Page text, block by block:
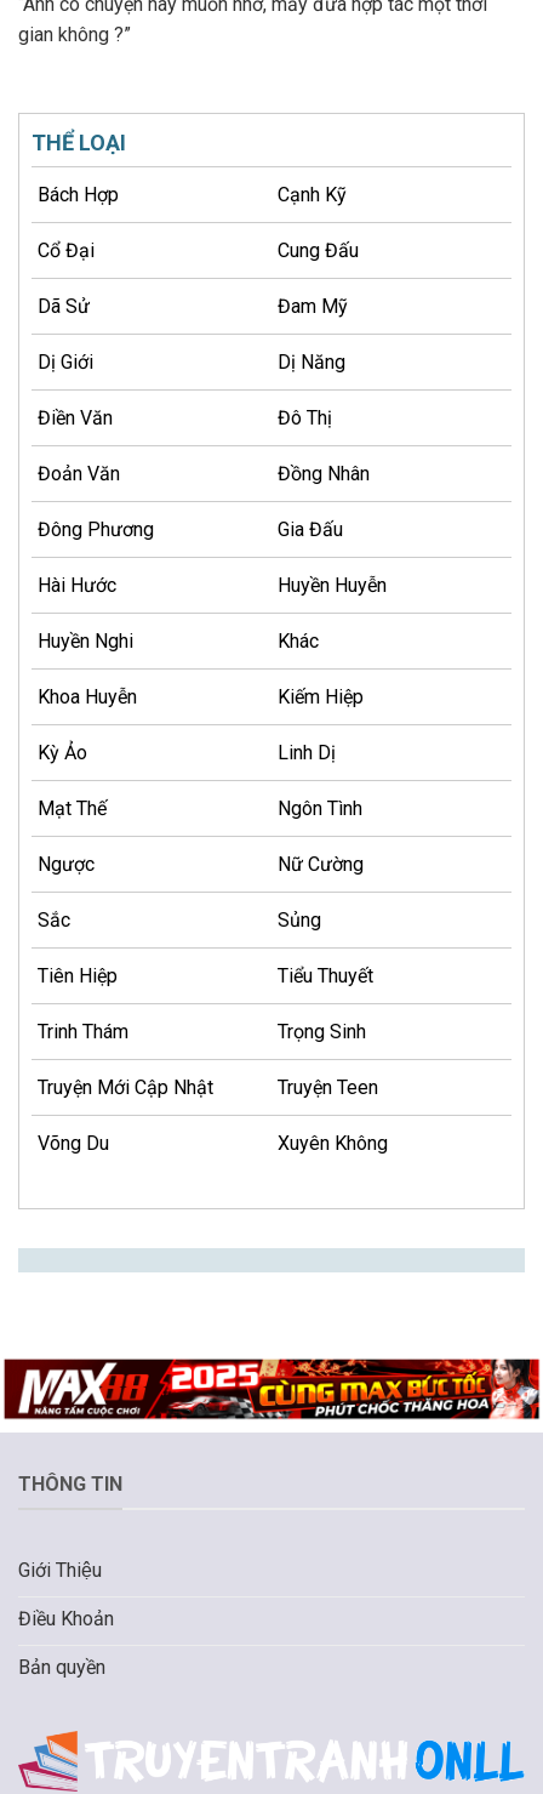
gian không ?”
THỂ LOẠI
Bách Hợp Cạnh Kỹ
Cổ Đại Cung Đấu
Dã Sử Đam Mỹ
Dị Giới Dị Năng
Điền Văn Đô Thị
Đoản Văn Đồng Nhân
Đông Phương Gia Đấu
Hài Hước Huyền Huyễn
Huyền Nghi Khác
Khoa Huyễn Kiếm Hiệp
Kỳ Ảo Linh Dị
Mạt Thế Ngôn Tình
Ngược Nữ Cường
Sắc Sủng
Tiên Hiệp Tiểu Thuyết
Trinh Thám Trọng Sinh
Truyện Mới Cập Nhật Truyện Teen
Võng Du Xuyên Không
THÔNG TIN
Giới Thiệu
Điều Khoản
Bản quyền